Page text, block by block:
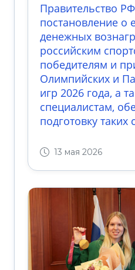
Правительство
постановление о
денежных
российским
победителям и
Олимпийских и
игр 2026 года, а
специалистам,
подготовку таких
13 мая 2026